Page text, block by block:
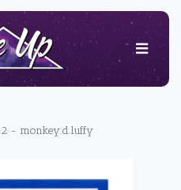
- monkey.d.luffy